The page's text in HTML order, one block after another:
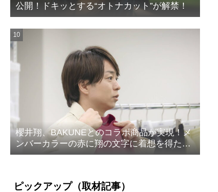
公開！ドキッとする“オトナカット”が解禁！
櫻井翔、BAKUNEとのコラボ商品が実現！メ
ンバーカラーの赤に翔の文字に着想を得たデ
ザイン
ピックアップ（取材記事）